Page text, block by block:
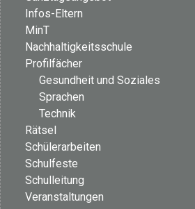
Infos-Eltern
MinT
Nachhaltigkeitsschule
Profilfächer
Gesundheit und Soziales
Sprachen
Technik
Rätsel
Schülerarbeiten
Schulfeste
Schulleitung
Veranstaltungen